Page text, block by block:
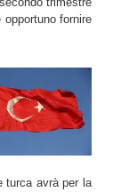
fornire
turca avrà per la